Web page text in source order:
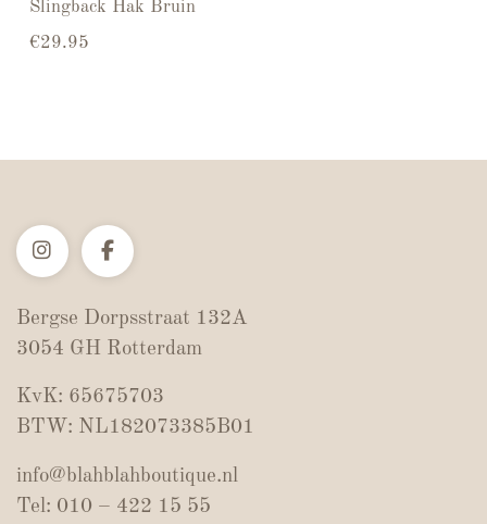
Slingback Hak Bruin
€29.95
Bergse Dorpsstraat 132A
3054 GH Rotterdam
KvK: 65675703
BTW: NL182073385B01
info@blahblahboutique.nl
Tel: 010 – 422 15 55